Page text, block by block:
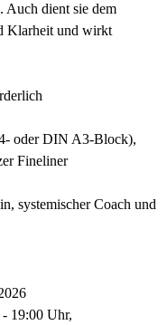
Auch dient sie dem
Klarheit und wirkt
oder DIN A3-Block),
Fineliner
systemischer Coach und
19:00 Uhr,